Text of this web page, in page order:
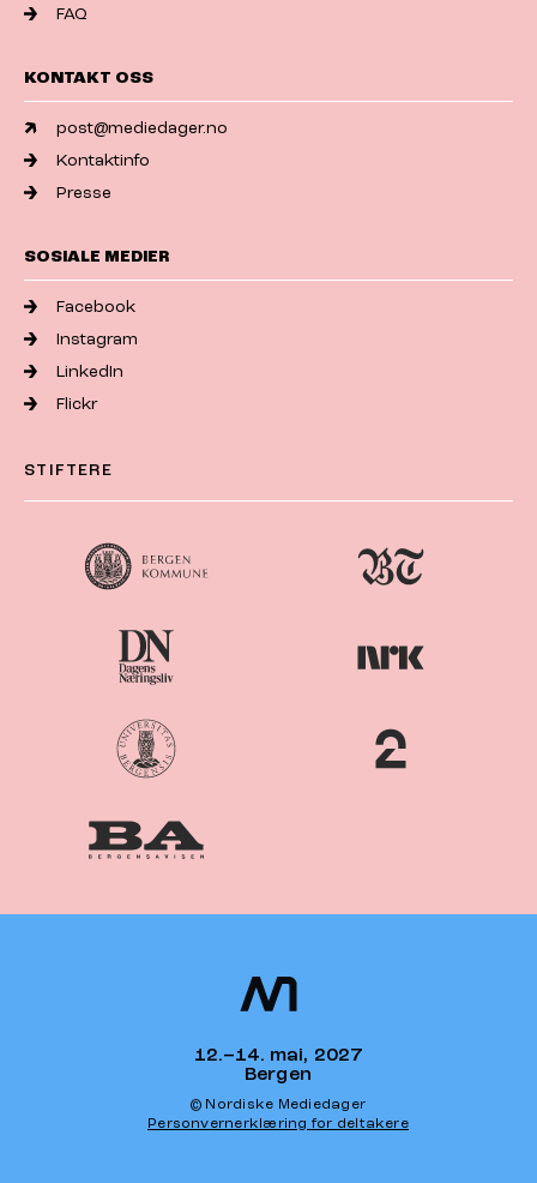
FAQ
KONTAKT OSS
post@mediedager.no
Kontaktinfo
Presse
SOSIALE MEDIER
Facebook
Instagram
LinkedIn
Flickr
STIFTERE
12.–14. mai, 2027
Bergen
© Nordiske Mediedager
Personvernerklæring for deltakere